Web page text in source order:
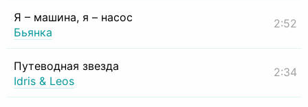
Я – машина, я – насос
Бьянка
2:52
Путеводная звезда
Idris & Leos
2:34